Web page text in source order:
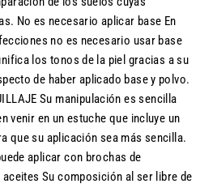
No es necesario aplicar base En
no es necesario usar base
los tonos de la piel gracias a su
de haber aplicado base y polvo.
Su manipulación es sencilla
venir en un estuche que incluye un
que su aplicación sea más sencilla.
aplicar con brochas de
Su composición al ser libre de